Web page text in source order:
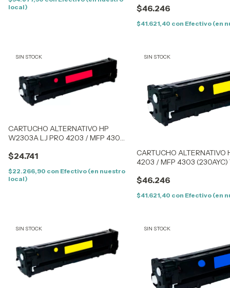
local)
$46.246
$41.621,40 con Efectivo (en
SIN STOCK
CARTUCHO ALTERNATIVO HP
W2303A LJ PRO 4203 / MFP 4303
CHIP
$24.741
$22.266,90 con Efectivo (en nuestro
local)
SIN STOCK
CARTUCHO
4203 / MFP 4303 (230AYC)
$46.246
$41.621,40 con Efectivo (en
SIN STOCK SIN STOCK